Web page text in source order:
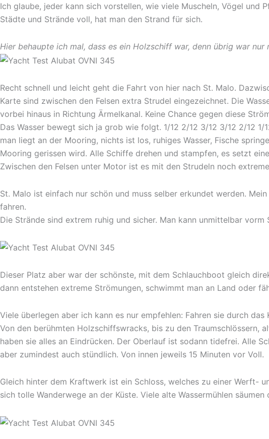
Ich glaube, jeder kann sich vorstellen, wie viele Muscheln, Vögel
Städte und Strände voll, hat man den Strand für sich.
Hier behaupte ich mal, dass es ein Holzschiff war, denn übrig war nur
Recht schnell und leicht geht die Fahrt von hier nach St. Malo.
Karte sind zwischen den Felsen extra Strudel eingezeichnet. Die
vorbei hinaus in Richtung Ärmelkanal. Keine Chance gegen diese
Das Wasser bewegt sich ja grob wie folgt. 1/12 2/12 3/12 3/12 2/12
man liegt an der Mooring, nichts ist los, ruhiges Wasser, Fische
Mooring gerissen wird. Alle Schiffe drehen und stampfen, es setzt
Zwischen den Felsen unter Motor ist es mit den Strudeln noch
St. Malo ist einfach nur schön und muss selber erkundet werden.
fahren.
Die Strände sind extrem ruhig und sicher. Man kann unmittelbar
Dieser Platz aber war der schönste, mit dem Schlauchboot gleich
dann entstehen extreme Strömungen, schwimmt man an Land oder
Viele überlegen aber ich kann es nur empfehlen: Fahren sie durch
Von den berühmten Holzschiffswracks, bis zu den Traumschlössern,
haben sie alles an Eindrücken. Der Oberlauf ist sodann tidefrei. Alle
aber zumindest auch stündlich. Von innen jeweils 15 Minuten vor Voll.
Gleich hinter dem Kraftwerk ist ein Schloss, welches zu einer Werft-
sich tolle Wanderwege an der Küste. Viele alte Wassermühlen säumen